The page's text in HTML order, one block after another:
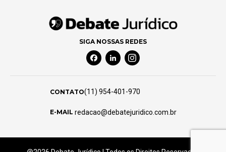
SIGA NOSSAS REDES
Facebook Social Media
Linkedin Social Media
Instagram Social Media
CONTATO(11) 954-401-970
E-MAIL redacao@debatejuridico.com.br